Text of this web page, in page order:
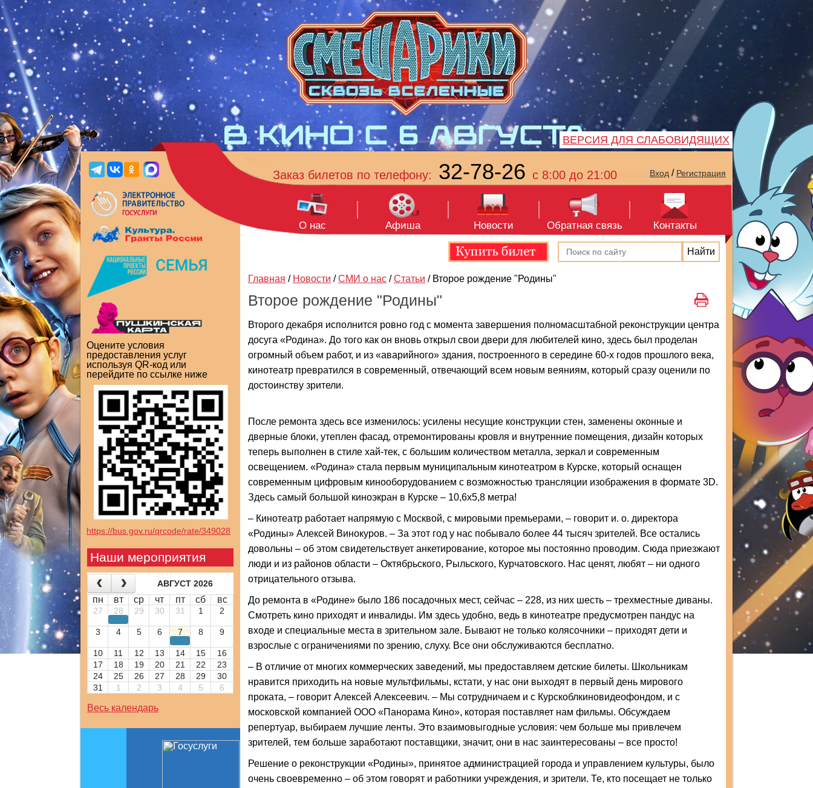
ВЕРСИЯ ДЛЯ СЛАБОВИДЯЩИХ
Оцените условия
предоставления услуг
используя QR-код или
перейдите по ссылке ниже
https://bus.gov.ru/qrcode/rate/349028
Наши мероприятия
АВГУСТ 2026
пн вт ср чт пт сб вс
27 28 29 30 31 1 2
3 4 5 6 7 8 9
10 11 12 13 14 15
16
17
18 19 20 21 22
23
24
25 26 27 28 29
30
31
1 2 3 4 5 6
Весь календарь
Заказ билетов по телефону: 32-78-26 с 8:00 до 21:00 Вход / Регистрация
О нас Афиша Новости Обратная связь Контакты
Главная / Новости / СМИ о нас / Статьи / Второе рождение "Родины"
Второе рождение "Родины"
Второго декабря исполнится ровно год с момента завершения полномасштабной реконструкции центра
досуга «Родина». До того как он вновь открыл свои двери для любителей кино, здесь был проделан
огромный объем работ, и из «аварийного» здания, построенного в середине 60-х годов прошлого века,
кинотеатр превратился в современный, отвечающий всем новым веяниям, который сразу оценили по
достоинству зрители.
После ремонта здесь все изменилось: усилены несущие конструкции стен, заменены оконные и
дверные блоки, утеплен фасад, отремонтированы кровля и внутренние помещения, дизайн которых
теперь выполнен в стиле хай-тек, с большим количеством металла, зеркал и современным
освещением. «Родина» стала первым муниципальным кинотеатром в Курске, который оснащен
современным цифровым кинооборудованием с возможностью трансляции изображения в формате 3D.
Здесь самый большой киноэкран в Курске – 10,6х5,8 метра!
– Кинотеатр работает напрямую с Москвой, с мировыми премьерами, – говорит и. о. директора
«Родины» Алексей Винокуров. – За этот год у нас побывало более 44 тысяч зрителей. Все остались
довольны – об этом свидетельствует анкетирование, которое мы постоянно проводим. Сюда приезжают
люди и из районов области – Октябрьского, Рыльского, Курчатовского. Нас ценят, любят – ни одного
отрицательного отзыва.
До ремонта в «Родине» было 186 посадочных мест, сейчас – 228, из них шесть – трехместные диваны.
Смотреть кино приходят и инвалиды. Им здесь удобно, ведь в кинотеатре предусмотрен пандус на
входе и специальные места в зрительном зале. Бывают не только колясочники – приходят дети и
взрослые с ограничениями по зрению, слуху. Все они обслуживаются бесплатно.
– В отличие от многих коммерческих заведений, мы предоставляем детские билеты. Школьникам
нравится приходить на новые мультфильмы, кстати, у нас они выходят в первый день мирового
проката, – говорит Алексей Алексеевич. – Мы сотрудничаем и с Курскоблкиновидеофондом, и с
московской компанией ООО «Панорама Кино», которая поставляет нам фильмы. Обсуждаем
репертуар, выбираем лучшие ленты. Это взаимовыгодные условия: чем больше мы привлечем
зрителей, тем больше заработают поставщики, значит, они в нас заинтересованы – все просто!
Решение о реконструкции «Родины», принятое администрацией города и управлением культуры, было
очень своевременно – об этом говорят и работники учреждения, и зрители. Те, кто посещает не только